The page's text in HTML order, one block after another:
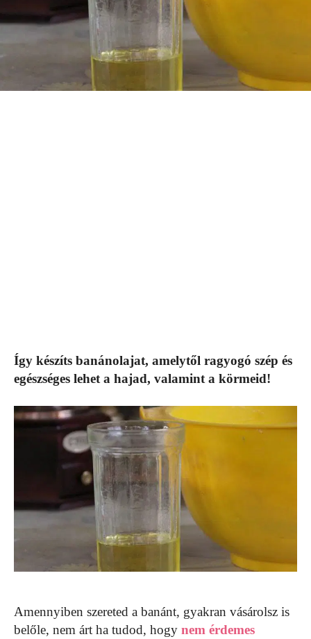
Így készíts banánolajat, amelytől ragyogó szép és
egészséges lehet a hajad, valamint a körmeid!
Amennyiben szereted a banánt, gyakran vásárolsz is
belőle, nem árt ha tudod, hogy nem érdemes